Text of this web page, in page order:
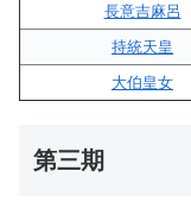
長意吉麻呂
持統天皇
大伯皇女
第三期